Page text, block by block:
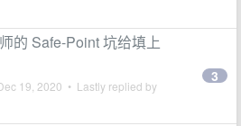
的 Safe-Point 坑给填上
19, 2020 • Lastly replied by
3